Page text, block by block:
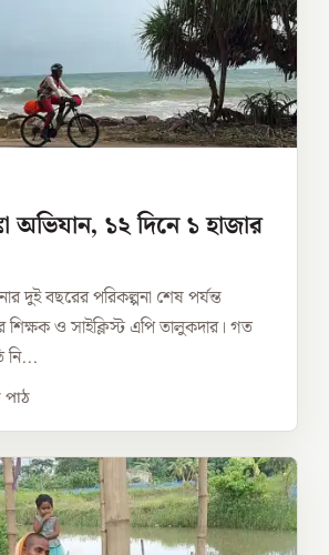
অভিযান, ১২ দিনে ১ হাজার
দুই বছরের পরিকল্পনা শেষ পর্যন্ত
শিক্ষক ও সাইক্লিস্ট এপি তালুকদার। গত
নি...
পাঠ